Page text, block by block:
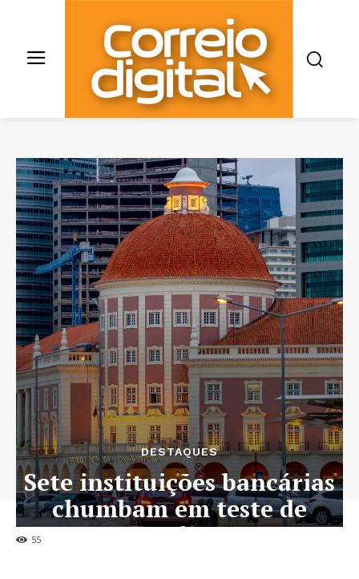
55
DESTAQUES
Sete instituições bancárias
chumbam em teste de
stress do BNA